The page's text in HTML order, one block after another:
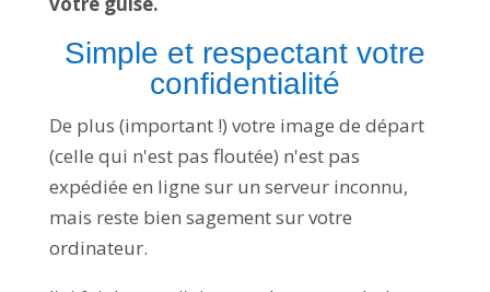
Simple et respectant votre
confidentialité
De plus (important !) votre image de départ
(celle qui n'est pas floutée) n'est pas
expédiée en ligne sur un serveur inconnu,
mais reste bien sagement sur votre
ordinateur.